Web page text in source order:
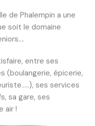
de Phalempin a une
soit le domaine
entre ses
(boulangerie, épicerie,
ses services
sa gare, ses
air !